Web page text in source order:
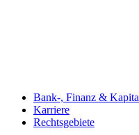
Bank-, Finanz &
Karriere
Rechtsgebiete